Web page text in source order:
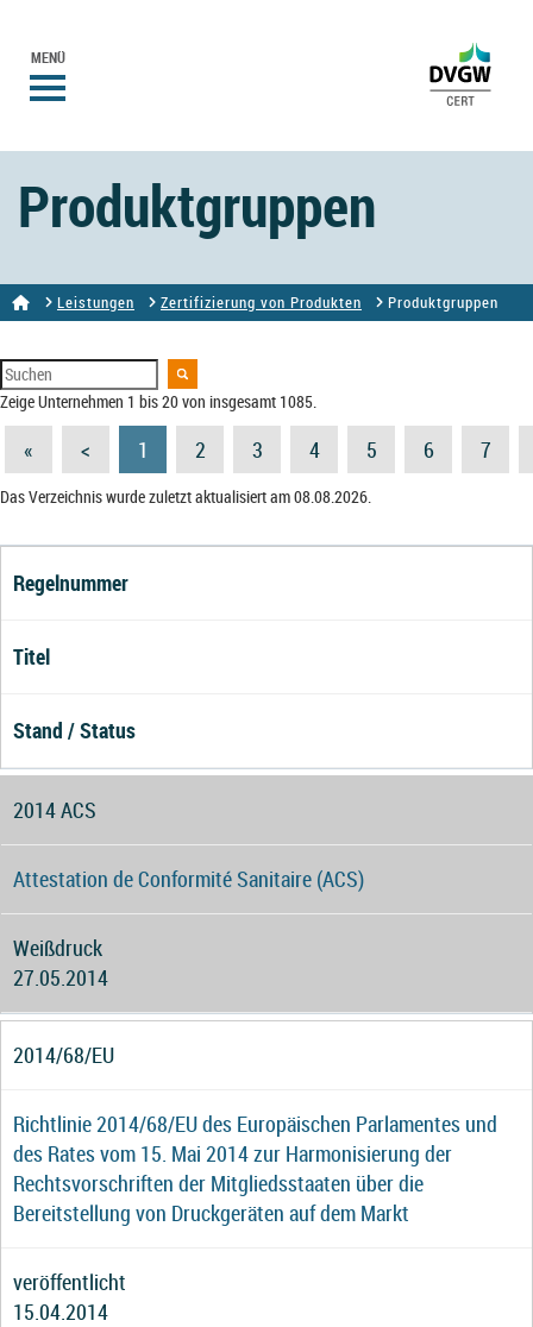
MENÜ
Produktgruppen
Leistungen Zertifizierung von Produkten Produktgruppen
Zeige Unternehmen 1 bis 20 von insgesamt 1085.
« < 1 2 3 4 5 6 7
Das Verzeichnis wurde zuletzt aktualisiert am 08.08.2026.
Regelnummer
Titel
Stand / Status
2014 ACS
Attestation de Conformité Sanitaire (ACS)
Weißdruck
27.05.2014
2014/68/EU
Richtlinie 2014/68/EU des Europäischen Parlamentes und
des Rates vom 15. Mai 2014 zur Harmonisierung der
Rechtsvorschriften der Mitgliedsstaaten über die
Bereitstellung von Druckgeräten auf dem Markt
veröffentlicht
15.04.2014